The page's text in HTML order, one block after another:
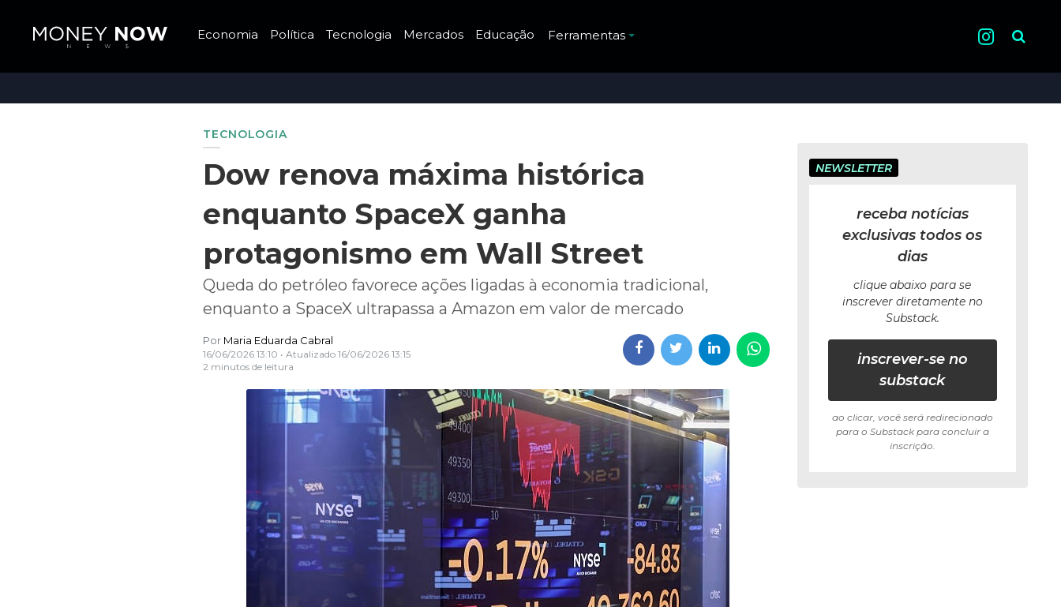
Economia Política Tecnologia Mercados Educação Ferramentas Pesquisa
TECNOLOGIA
Dow renova máxima histórica
enquanto SpaceX ganha
protagonismo em Wall Street
Queda do petróleo favorece ações ligadas à economia tradicional,
enquanto a SpaceX ultrapassa a Amazon em valor de mercado
Por Maria Eduarda Cabral
16/06/2026 13:10 • Atualizado 16/06/2026 13:15
2 minutos de leitura
NEWSLETTER
receba notícias
exclusivas todos os
dias
clique abaixo para se
inscrever diretamente no
Substack.
inscrever-se no
substack
ao clicar, você será redirecionado
para o Substack para concluir a
inscrição.